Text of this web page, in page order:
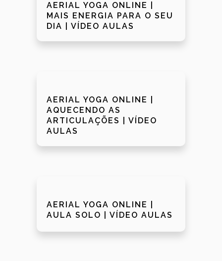
AERIAL YOGA ONLINE |
MAIS ENERGIA PARA O SEU
DIA | VÍDEO AULAS
AERIAL YOGA ONLINE |
AQUECENDO AS
ARTICULAÇÕES | VÍDEO
AULAS
AERIAL YOGA ONLINE |
AULA SOLO | VÍDEO AULAS